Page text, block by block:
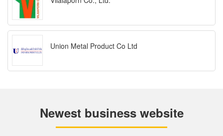
Union Metal Product Co Ltd
Newest business website